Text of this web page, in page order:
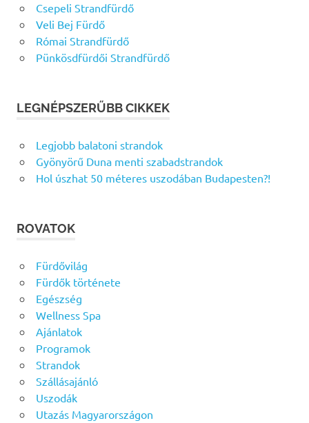
Csepeli Strandfürdő
Veli Bej Fürdő
Római Strandfürdő
Pünkösdfürdői Strandfürdő
LEGNÉPSZERŰBB CIKKEK
Legjobb balatoni strandok
Gyönyörű Duna menti szabadstrandok
Hol úszhat 50 méteres uszodában Budapesten?!
ROVATOK
Fürdővilág
Fürdők története
Egészség
Wellness Spa
Ajánlatok
Programok
Strandok
Szállásajánló
Uszodák
Utazás Magyarországon